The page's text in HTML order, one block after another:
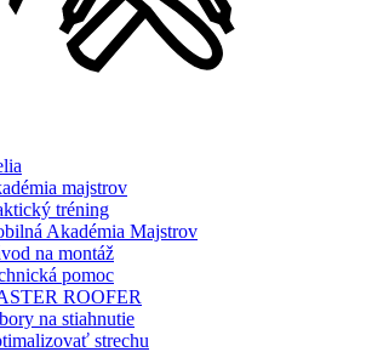
majstrov
tréning
Akadémia Majstrov
na montáž
pomoc
ROOFER
na stiahnutie
strechu